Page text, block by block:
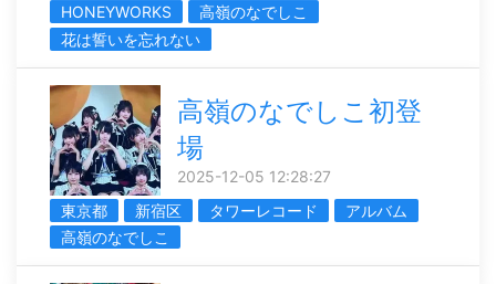
HONEYWORKS
高嶺のなでしこ
花は誓いを忘れない
高嶺のなでしこ初登
場
2025-12-05 12:28:27
東京都
新宿区 タワーレコード
アルバム
高嶺のなでしこ